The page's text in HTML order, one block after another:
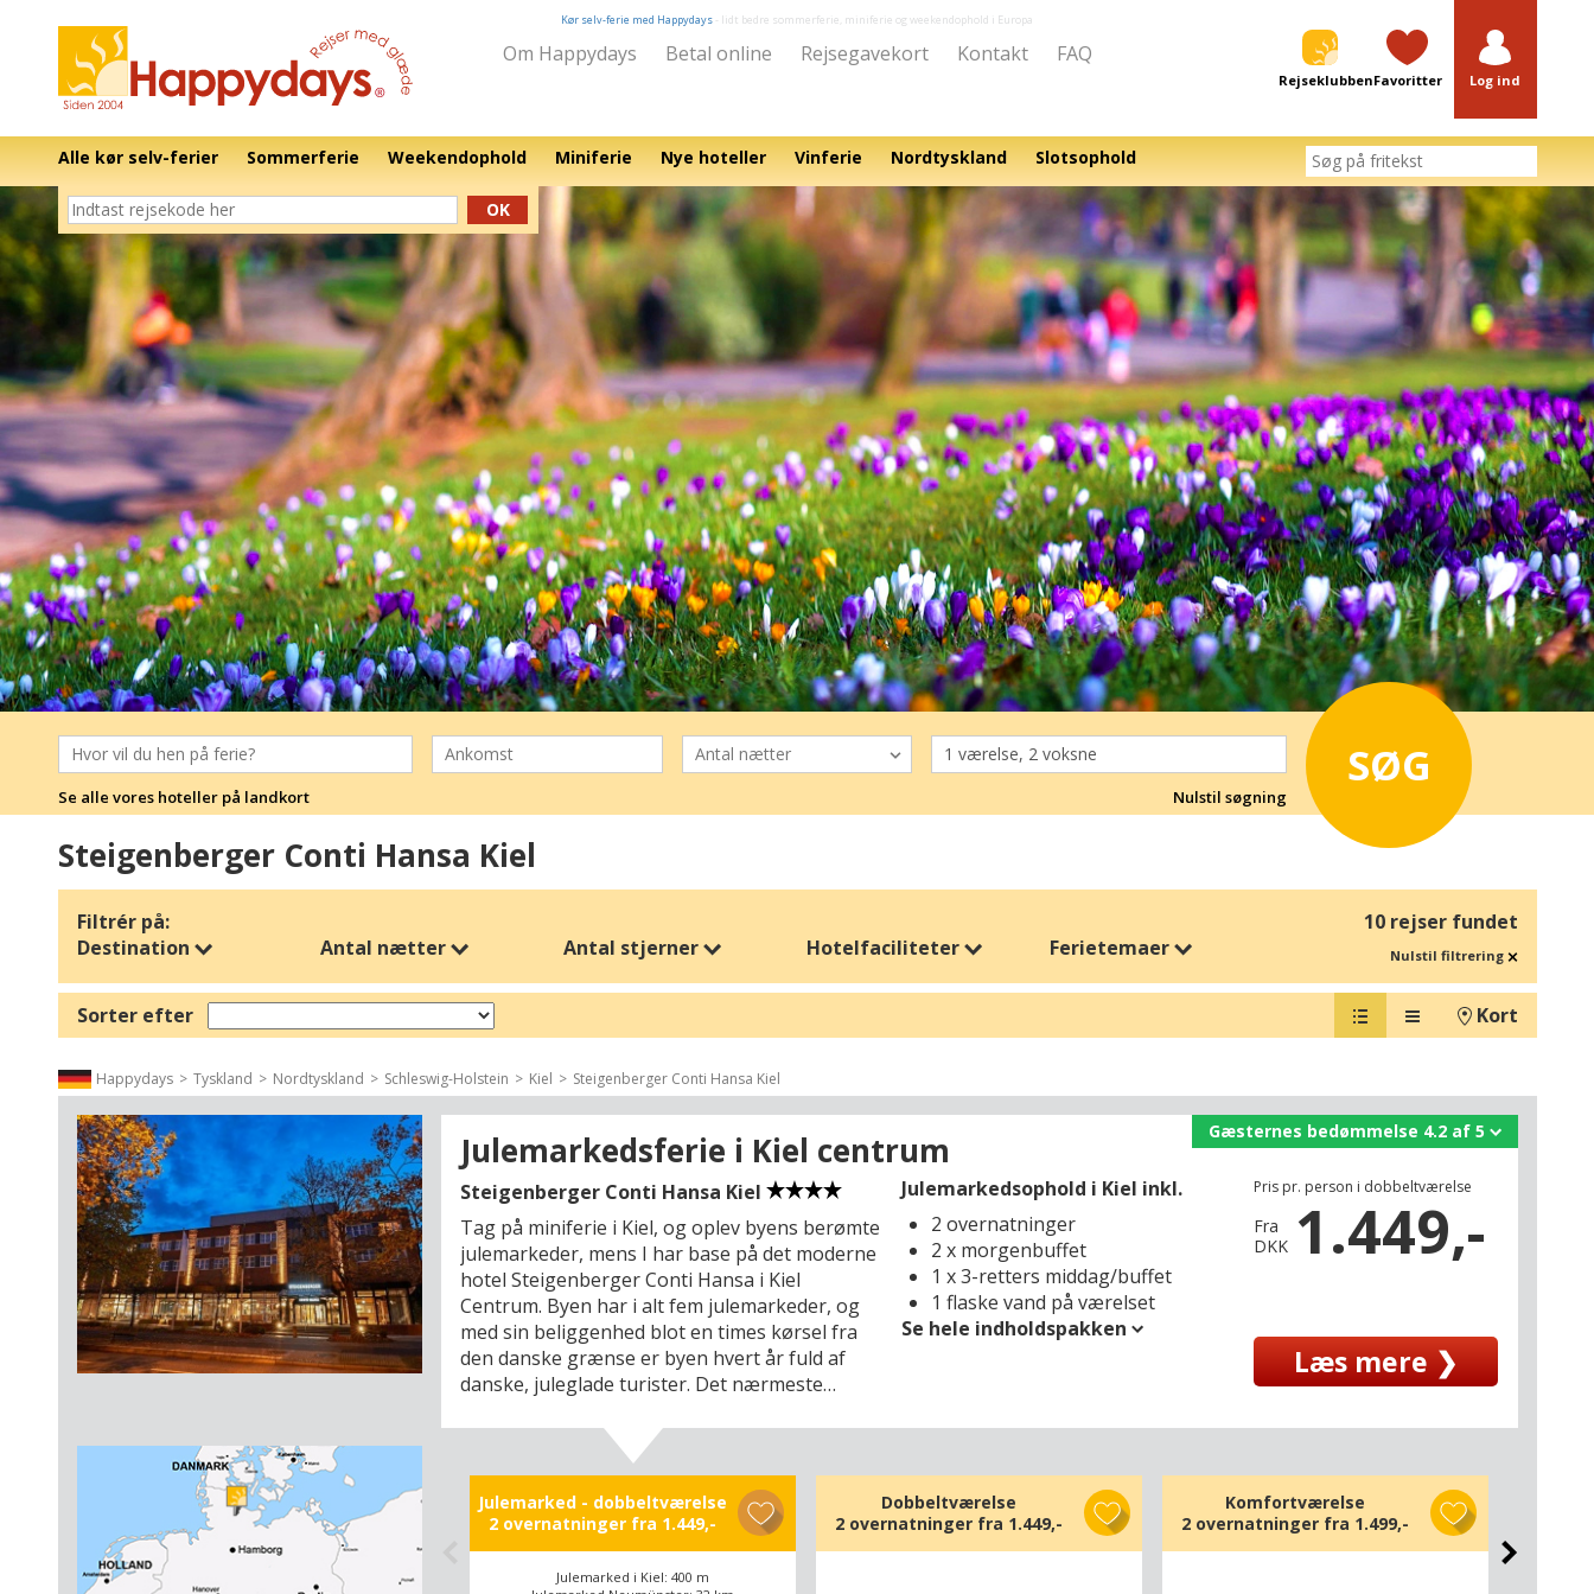
Kør selv-ferie med Happydays - lidt bedre sommerferie, miniferie og weekendophold i Europa
Om Happydays Betal online Rejsegavekort Kontakt FAQ
RejseklubbenFavoritter Log ind
Alle kør selv-ferier Sommerferie Weekendophold Miniferie Nye hoteller Vinferie Nordtyskland Slotsophold
OK
SØG
Se alle vores hoteller på landkort Nulstil søgning
Steigenberger Conti Hansa Kiel
Filtrér på:
10 rejser fundet
Destination
Antal nætter Antal stjerner Hotelfaciliteter Ferietemaer Nulstil filtrering
Sorter efter Kort
Happydays Tyskland Nordtyskland Schleswig-Holstein Kiel Steigenberger Conti Hansa Kiel
Julemarkedsferie i Kiel centrum
Steigenberger Conti Hansa Kiel
Tag på miniferie i Kiel, og oplev byens berømte
julemarkeder, mens I har base på det moderne
hotel Steigenberger Conti Hansa i Kiel
Centrum. Byen har i alt fem julemarkeder, og
med sin beliggenhed blot en times kørsel fra
den danske grænse er byen hvert år fuld af
danske, juleglade turister. Det nærmeste
og langs gaden Holstenstrasse, der skærer
gennem den gamle bymidte med sine tusindvis
af julelys og talrige boder fulde af gløgg,
godter og gaveidéer. De traditionsrige
julekoncerter fylder gaderne med den helt
rette musikalske stemning, og ved
Julemarkedsophold i Kiel inkl.
2 overnatninger
2 x morgenbuffet
1 x 3-retters middag/buffet
1 flaske vand på værelset
Se hele indholdspakken
Pris pr. person i dobbeltværelse
Fra
DKK 1.449,-
Læs mere ❯
Gæsternes bedømmelse 4.2 af 5
Julemarked - dobbeltværelse
2 overnatninger fra 1.449,-
Julemarked i Kiel: 400 m
Dobbeltværelse
2 overnatninger fra 1.449,-
Komfortværelse
2 overnatninger fra 1.499,-